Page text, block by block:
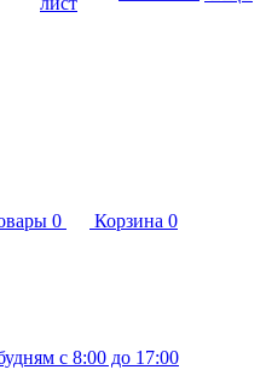
0 Корзина 0
с 8:00 до 17:00